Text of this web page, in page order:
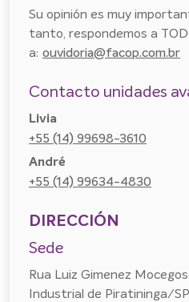
Su opinión es muy
tanto, respondemos a
a: ouvidoria@facop.com.br
Contacto unidades
Livia
+55 (14) 99698-3610
André
+55 (14) 99634-4830
DIRECCIÓN
Sede
Rua Luiz Gimenez
Industrial de Piratininga/